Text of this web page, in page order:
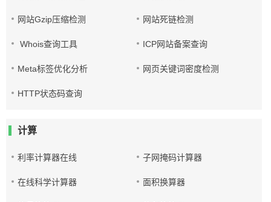
网站Gzip压缩检测 网站死链检测
Whois查询工具 ICP网站备案查询
Meta标签优化分析 网页关键词密度检测
HTTP状态码查询
计算
利率计算器在线 子网掩码计算器
在线科学计算器 面积换算器